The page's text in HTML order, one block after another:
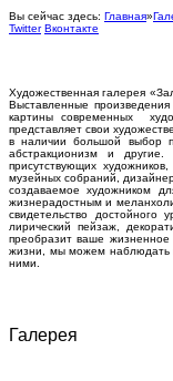
Вы сейчас здесь: Главная»
Twitter Вконтакте
Художественная галерея
Выставленные
картины современных
представляет свои
в наличии большой выбор
абстракционизм и
присутствующих
музейных собраний,
создаваемое художником
жизнерадостным и
свидетельство
лирический пейзаж,
преобразит ваше
жизни, мы можем наблюдать
ними.
Галерея